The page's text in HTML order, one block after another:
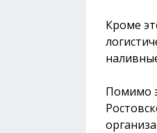
Кроме
Помимо